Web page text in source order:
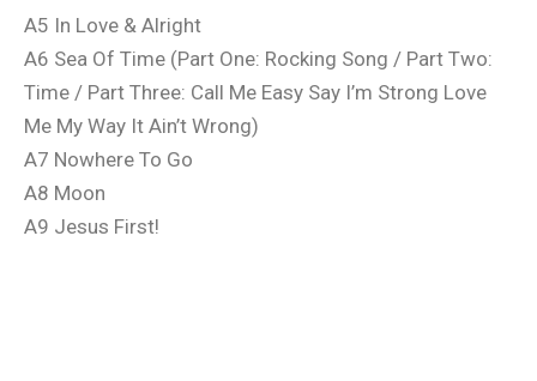
A5 In Love & Alright
A6 Sea Of Time (Part One: Rocking Song / Part Two:
Time / Part Three: Call Me Easy Say I’m Strong Love
Me My Way It Ain’t Wrong)
A7 Nowhere To Go
A8 Moon
A9 Jesus First!